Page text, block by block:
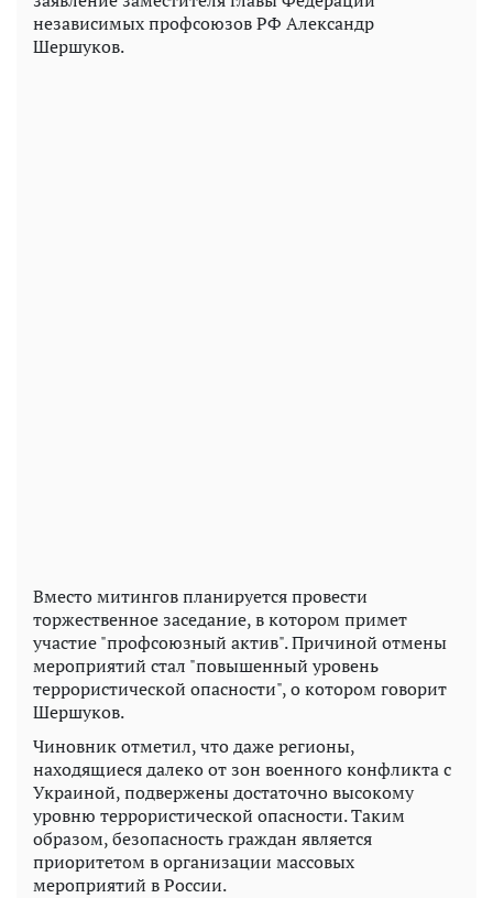
независимых профсоюзов РФ Александр
Шершуков.
Вместо митингов планируется провести
торжественное заседание, в котором примет
участие "профсоюзный актив". Причиной отмены
мероприятий стал "повышенный уровень
террористической опасности", о котором говорит
Шершуков.
Чиновник отметил, что даже регионы,
находящиеся далеко от зон военного конфликта с
Украиной, подвержены достаточно высокому
уровню террористической опасности. Таким
образом, безопасность граждан является
приоритетом в организации массовых
мероприятий в России.